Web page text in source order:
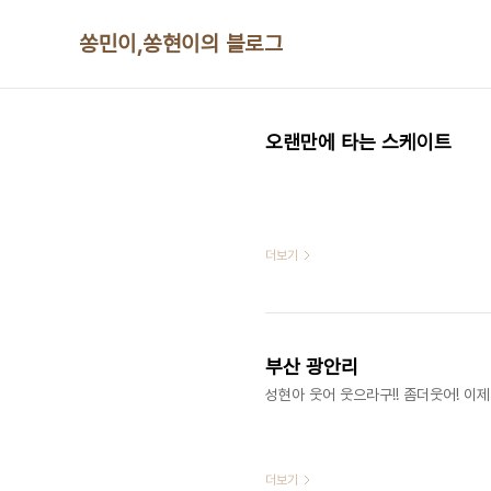
쏭민이,쏭현이의 블로그
오랜만에 타는 스케이트
더보기
부산 광안리
성현아 웃어 웃으라구!! 좀더웃어! 이
더보기